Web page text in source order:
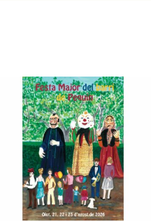
Festa Major del
de Pequín 2026